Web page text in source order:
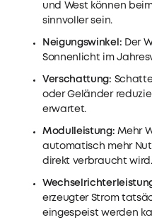
und West können
sinnvoller sein.
Neigungswinkel: Der
Sonnenlicht im
Verschattung:
oder Geländer
erwartet.
Modulleistung: Mehr
automatisch mehr
direkt verbraucht wird.
erzeugter Strom
eingespeist werden